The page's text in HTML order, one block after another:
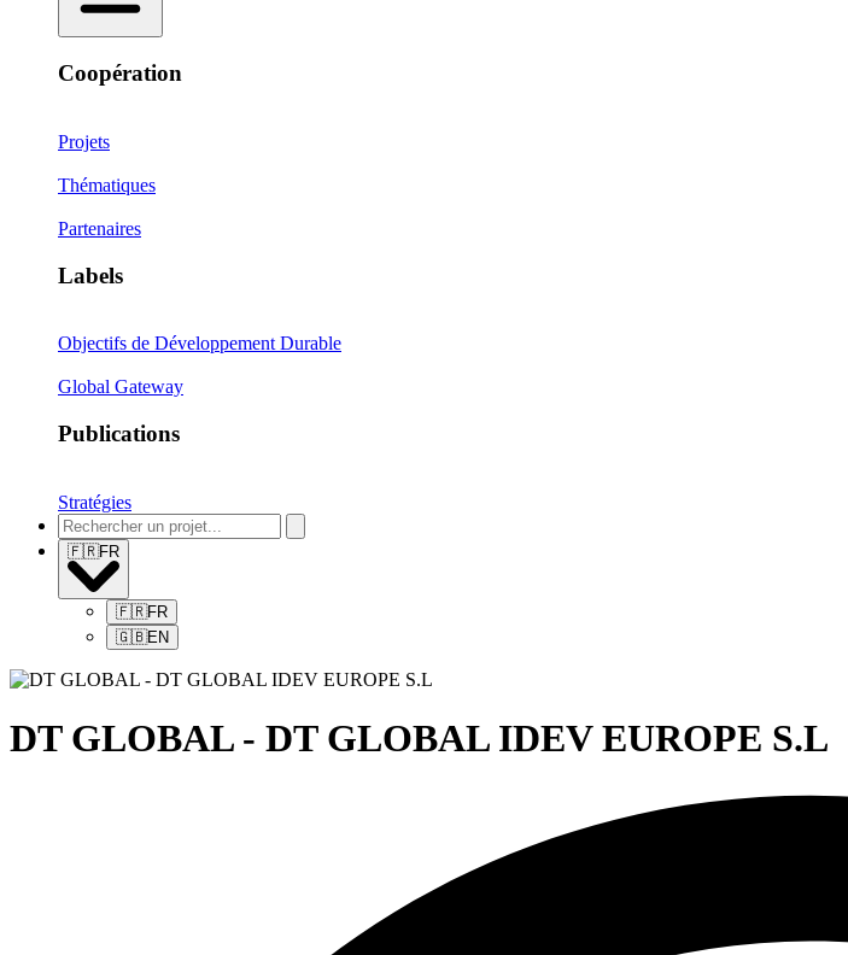
Coopération
Projets
Thématiques
Partenaires
Labels
Objectifs de Développement Durable
Global Gateway
Publications
Stratégies
🇫🇷FR
🇫🇷FR
🇬🇧EN
DT GLOBAL - DT GLOBAL IDEV EUROPE S.L